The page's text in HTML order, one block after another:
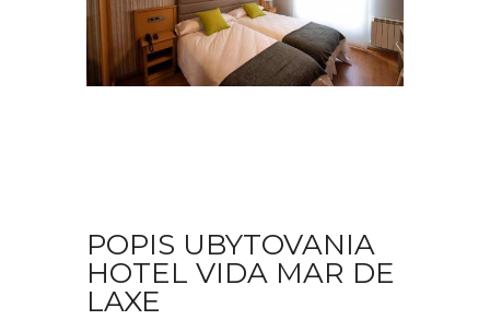
POPIS UBYTOVANIA
HOTEL VIDA MAR DE
LAXE